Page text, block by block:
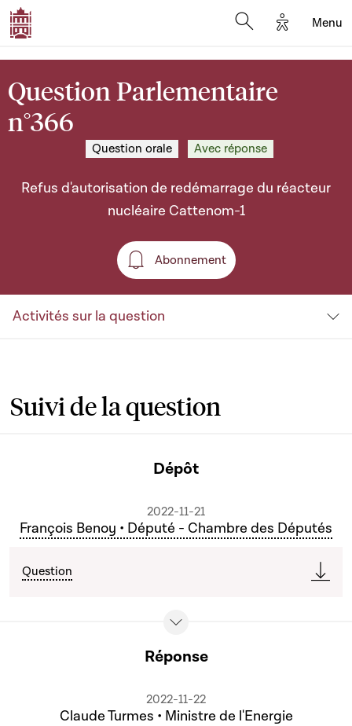
Options
Menu
Question Parlementaire
n°366
Question orale Avec réponse
Refus d'autorisation de redémarrage du réacteur
nucléaire Cattenom-1
Abonnement
Abonnement
Activités sur la question
Suivi de la question
Dépôt
2022-11-21
François Benoy • Député - Chambre des Députés
Question
Réponse
2022-11-22
Claude Turmes • Ministre de l'Energie